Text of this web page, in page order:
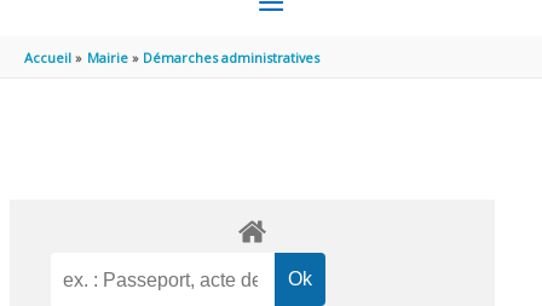
PRINCIPAL
Accueil Mairie Démarches administratives